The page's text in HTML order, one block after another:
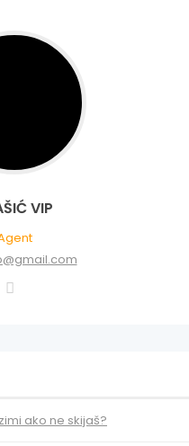
VIP
ako ne skijaš?